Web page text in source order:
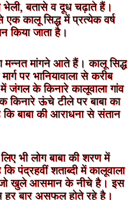
भेली, बतासे व दूध चढ़ाते हैं।
एक कालू सिद्ध में प्रत्येक वर्ष
किया जाता है।
मन्नत मांगने आते हैं। कालू सिद्ध
पर भानियावाला से करीब
में जंगल के किनारे कालूवाला गांव
ऊंचे टीले पर बाबा का
कि बाबा की आराधना से संतान
भी लोग बाबा की शरण में
पंद्रहवीं शताब्दी में कालूवाला
जो खुले आसमान के नीचे है। इस
हर बार असफल होते रहे है।